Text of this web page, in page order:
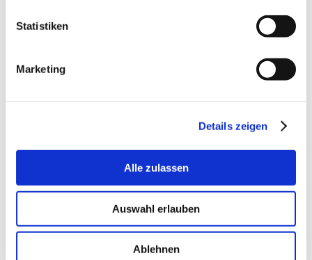
Statistiken
Marketing
Details zeigen
Alle zulassen
Auswahl erlauben
Ablehnen
September 2024
März 2023
April 2021
September 2020